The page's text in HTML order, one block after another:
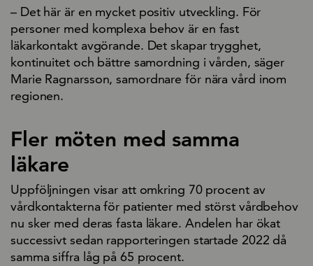
– Det här är en mycket positiv utveckling. För
personer med komplexa behov är en fast
läkarkontakt avgörande. Det skapar trygghet,
kontinuitet och bättre samordning i vården, säger
Marie Ragnarsson, samordnare för nära vård inom
regionen.
Fler möten med samma
läkare
Uppföljningen visar att omkring 70 procent av
vårdkontakterna för patienter med störst vårdbehov
nu sker med deras fasta läkare. Andelen har ökat
successivt sedan rapporteringen startade 2022 då
samma siffra låg på 65 procent.